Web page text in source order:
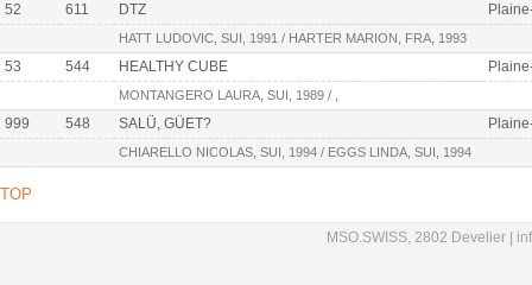
52 611 DTZ
HATT LUDOVIC, SUI, 1991 / HARTER MARION, FRA, 1993
53 544 HEALTHY CUBE
MONTANGERO LAURA, SUI, 1989 / ,
999 548 SALÜ, GÜET?
CHIARELLO NICOLAS, SUI, 1994 / EGGS LINDA, SUI, 1994
TOP
MSO.SWISS, 2802 Develier |